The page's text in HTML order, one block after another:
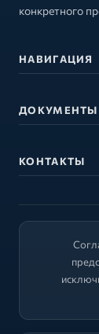
конкретного
НАВИГАЦИЯ
ДОКУМЕНТЫ
КОНТАКТЫ